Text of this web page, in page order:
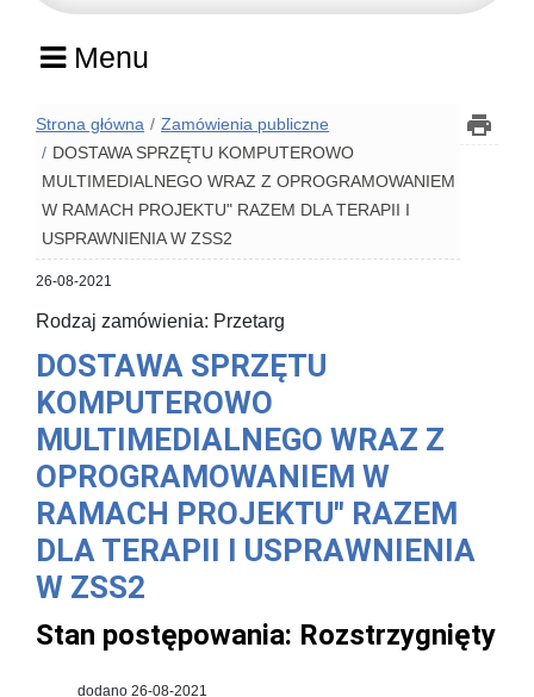
Menu
Strona główna
Zamówienia publiczne
DOSTAWA SPRZĘTU KOMPUTEROWO
MULTIMEDIALNEGO WRAZ Z OPROGRAMOWANIEM
W RAMACH PROJEKTU" RAZEM DLA TERAPII I
USPRAWNIENIA W ZSS2
26-08-2021
Rodzaj zamówienia: Przetarg
DOSTAWA SPRZĘTU
KOMPUTEROWO
MULTIMEDIALNEGO WRAZ Z
OPROGRAMOWANIEM W
RAMACH PROJEKTU" RAZEM
DLA TERAPII I USPRAWNIENIA
W ZSS2
Stan postępowania: Rozstrzygnięty
dodano 26-08-2021